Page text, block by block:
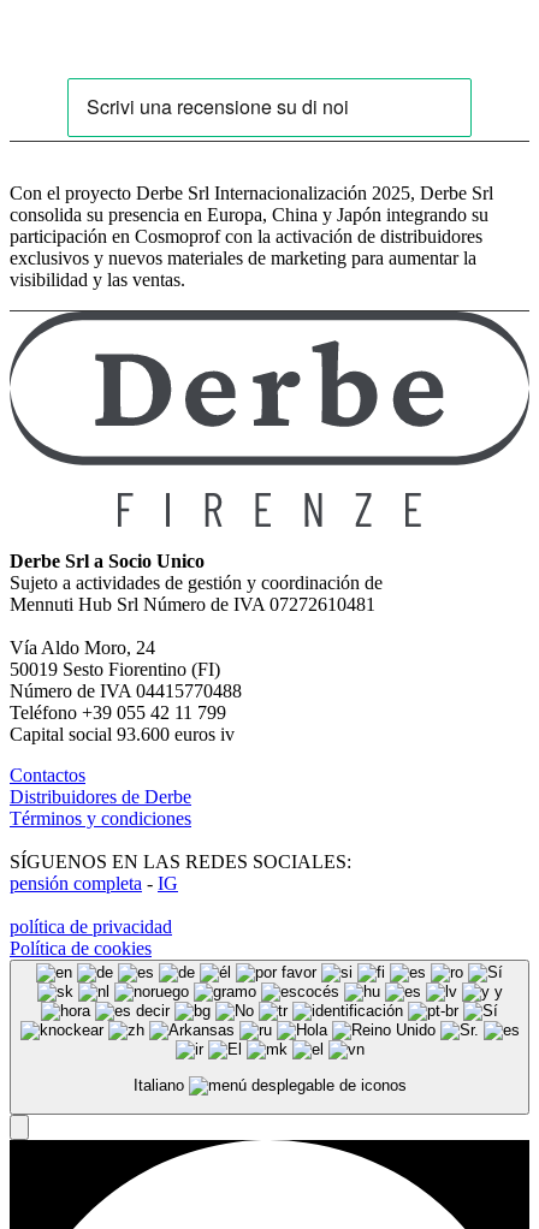
Con el proyecto Derbe Srl Internacionalización 2025, Derbe Srl
consolida su presencia en Europa, China y Japón integrando su
participación en Cosmoprof con la activación de distribuidores
exclusivos y nuevos materiales de marketing para aumentar la
visibilidad y las ventas.
Derbe Srl a Socio Unico
Sujeto a actividades de gestión y coordinación de
Mennuti Hub Srl Número de IVA 07272610481
Vía Aldo Moro, 24
50019 Sesto Fiorentino (FI)
Número de IVA 04415770488
Teléfono +39 055 42 11 799
Capital social 93.600 euros iv
Contactos
Distribuidores de Derbe
Términos y condiciones
SÍGUENOS EN LAS REDES SOCIALES:
pensión completa - IG
política de privacidad
Política de cookies
Italiano